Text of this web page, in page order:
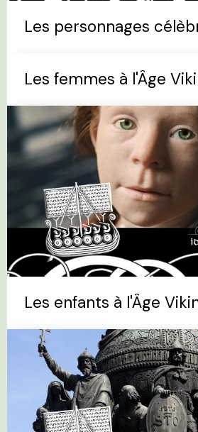
Les personnages
Les femmes à l'Âge
Les enfants à l'Âge